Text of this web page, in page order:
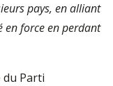
pays, en alliant
en force en perdant
du Parti